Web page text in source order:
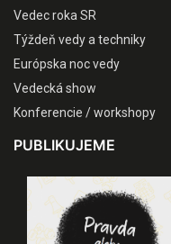
Vedec roka SR
Týždeň vedy a techniky
Európska noc vedy
Vedecká show
Konferencie / workshopy
PUBLIKUJEME